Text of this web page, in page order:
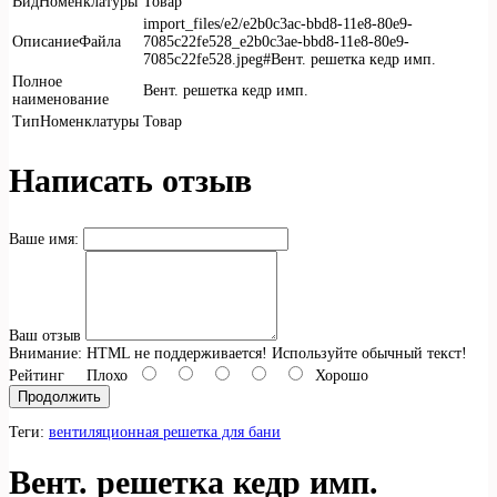
ОписаниеФайла
import_files/e2/e2b0c3ac-bbd8-11e8-80e9-
7085c22fe528_e2b0c3ae-bbd8-11e8-80e9-
7085c22fe528.jpeg#Вент. решетка кедр имп.
Полное
наименование
Вент. решетка кедр имп.
ТипНоменклатуры Товар
Написать отзыв
Ваше имя:
Ваш отзыв
Внимание: HTML не поддерживается! Используйте обычный текст!
Рейтинг Плохо
Хорошо
Продолжить
Теги: вентиляционная решетка для бани
Вент. решетка кедр имп.